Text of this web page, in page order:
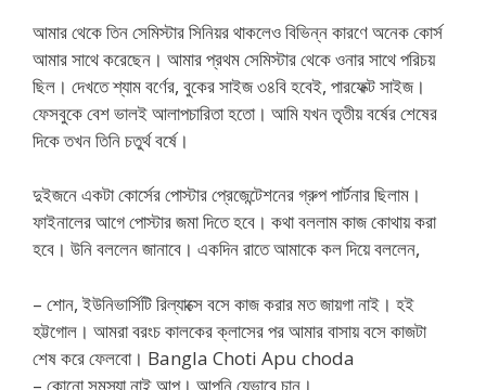
আমার থেকে তিন সেমিস্টার সিনিয়র থাকলেও বিভিন্ন কারণে অনেক কোর্স
আমার সাথে করেছেন। আমার প্রথম সেমিস্টার থেকে ওনার সাথে পরিচয়
ছিল। দেখতে শ্যাম বর্ণের, বুকের সাইজ ৩৪বি হবেই, পারফেক্ট সাইজ।
ফেসবুকে বেশ ভালই আলাপচারিতা হতো। আমি যখন তৃতীয় বর্ষের শেষের
দিকে তখন তিনি চতুর্থ বর্ষে।
দুইজনে একটা কোর্সের পোস্টার প্রেজেন্টেশনের গ্রুপ পার্টনার ছিলাম।
ফাইনালের আগে পোস্টার জমা দিতে হবে। কথা বললাম কাজ কোথায় করা
হবে। উনি বললেন জানাবে। একদিন রাতে আমাকে কল দিয়ে বললেন,
– শোন, ইউনিভার্সিটি রিল্যাক্সে বসে কাজ করার মত জায়গা নাই। হই
হট্টগোল। আমরা বরংচ কালকের ক্লাসের পর আমার বাসায় বসে কাজটা
শেষ করে ফেলবো। Bangla Choti Apu choda
– কোনো সমস্যা নাই আপু। আপনি যেভাবে চান।